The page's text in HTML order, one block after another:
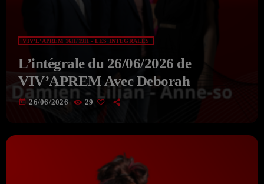
VIV'L'APREM 16H/19H - LES INTÉGRALES
L’intégrale du 26/06/2026 de
VIV’APREM Avec Deborah
today 26/06/2026 29